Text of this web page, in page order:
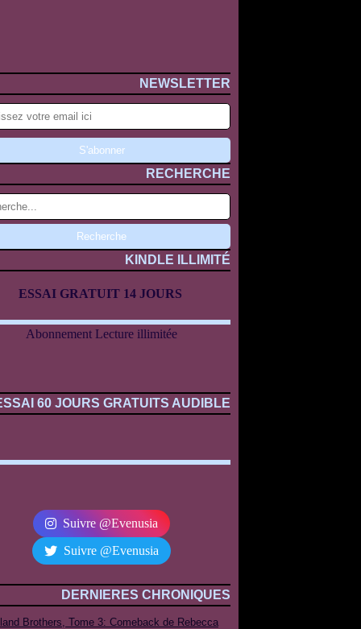
NEWSLETTER
RECHERCHE
KINDLE ILLIMITÉ
ESSAI GRATUIT 14 JOURS
Abonnement Lecture illimitée
60 JOURS GRATUITS AUDIBLE
Suivre @Evenusia
Suivre @Evenusia
DERNIERES CHRONIQUES
Brothers, Tome 3: Comeback de Rebecca